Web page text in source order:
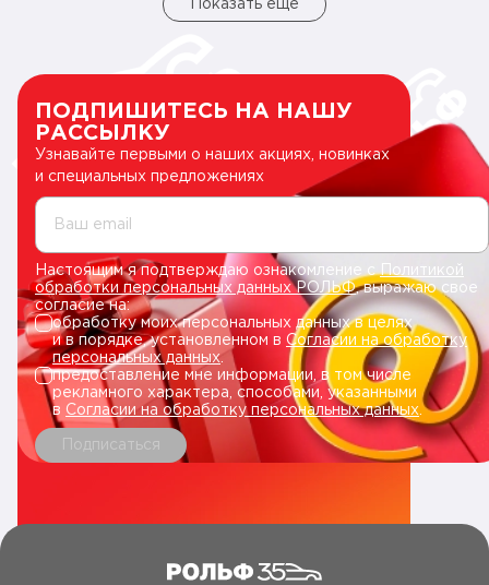
Показать еще
ПОДПИШИТЕСЬ НА НАШУ
РАССЫЛКУ
Узнавайте первыми о наших акциях, новинках
и специальных предложениях
Ваш email
Настоящим я подтверждаю ознакомление сПолитикой
обработки персональных данных РОЛЬФ, выражаю свое
согласие на:
обработку моих персональных данных в целях
и в порядке, установленном в Согласии на обработку
персональных данных.
предоставление мне информации, в том числе
рекламного характера, способами, указанными
в Согласии на обработку персональных данных
Подписаться